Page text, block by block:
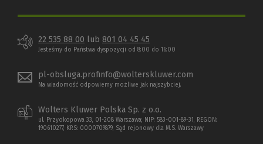
22 535 88 00 lub 801 04 45 45
Jesteśmy do Państwa dyspozycji od 8:00 do 16:00
pl-obsluga.profinfo@wolterskluwer.com
Na wiadomość odpowiemy możliwe jak najszybciej.
Wolters Kluwer Polska Sp. z o.o.
ul. Przyokopowa 33, 01-208 Warszawa; NIP: 583-001-89-31, REGON:
190610277, KRS: 0000709879, Sąd rejonowy dla M.S. Warszawy